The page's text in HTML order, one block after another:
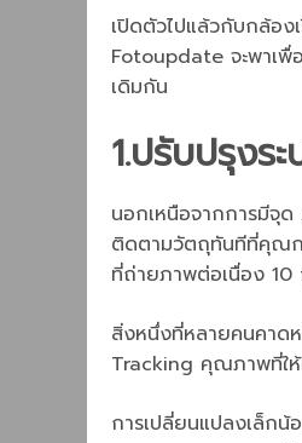
เปิดตัวไปแล้วกับกล้อ
Fotoupdate จะพาเพื่
เดิมกัน
1.ปรับปรุงร
นอกเหนือจากการมีจุ
ติดตามวัตถุทันทีที่คุณก
ที่ถ่ายภาพต่อเนื่อง
สิ่งหนึ่งที่หลายคนคาดห
Tracking คุณภาพที่ให้
การเปลี่ยนแปลงเล็กน้